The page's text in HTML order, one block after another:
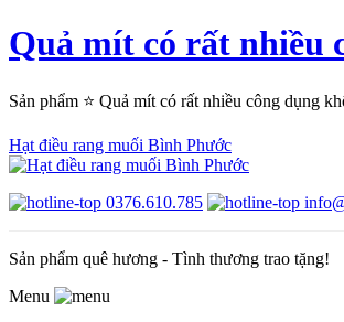
Quả mít có rất nhiều
Sản phẩm ⭐ Quả mít có rất nhiều công dụng
Hạt điều rang muối Bình Phước
0376.610.785
Sản phẩm quê hương - Tình thương trao tặng!
Menu